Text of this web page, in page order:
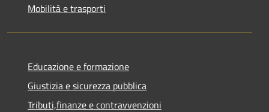
Mobilità e trasporti
Educazione e formazione
Giustizia e sicurezza pubblica
Tributi,finanze e contravvenzioni